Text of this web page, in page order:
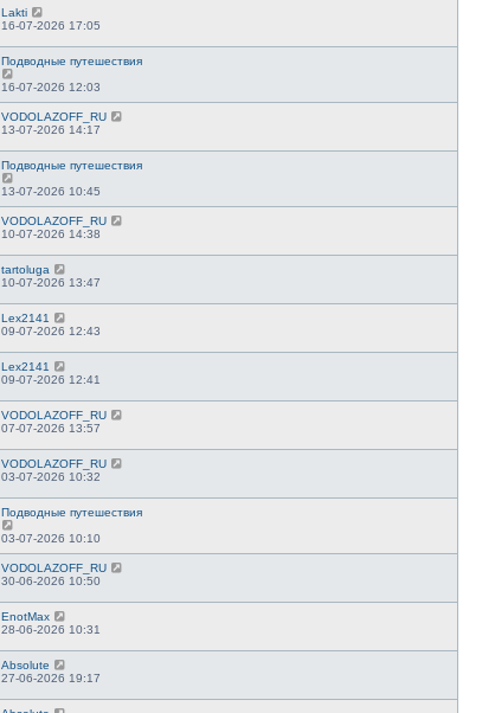
Lakti
16-07-2026 17:05
Подводные путешествия
16-07-2026 12:03
VODOLAZOFF_RU
13-07-2026 14:17
Подводные путешествия
13-07-2026 10:45
VODOLAZOFF_RU
10-07-2026 14:38
tartoluga
10-07-2026 13:47
Lex2141
09-07-2026 12:43
Lex2141
09-07-2026 12:41
VODOLAZOFF_RU
07-07-2026 13:57
VODOLAZOFF_RU
03-07-2026 10:32
Подводные путешествия
03-07-2026 10:10
VODOLAZOFF_RU
30-06-2026 10:50
EnotMax
28-06-2026 10:31
Absolute
27-06-2026 19:17